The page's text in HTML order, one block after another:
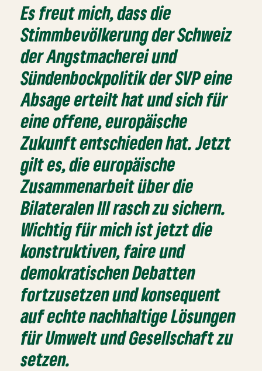
Es freut mich, dass die
Stimmbevölkerung der Schweiz
der Angstmacherei und
Sündenbockpolitik der SVP eine
Absage erteilt hat und sich für
eine offene, europäische
Zukunft entschieden hat. Jetzt
gilt es, die europäische
Zusammenarbeit über die
Bilateralen III rasch zu sichern.
Wichtig für mich ist jetzt die
konstruktiven, faire und
demokratischen Debatten
fortzusetzen und konsequent
auf echte nachhaltige Lösungen
für Umwelt und Gesellschaft zu
setzen.